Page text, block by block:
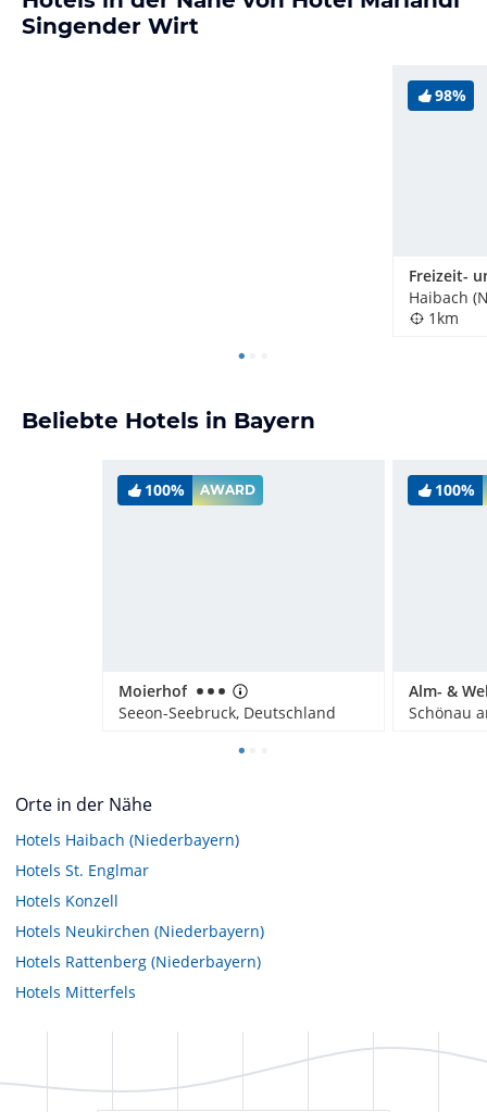
Singender Wirt
98%
1km
Beliebte Hotels in Bayern
100% AWARD
Moierhof
Seeon-Seebruck, Deutschland
100%
Orte in der Nähe
Hotels Haibach (Niederbayern)
Hotels St. Englmar
Hotels Konzell
Hotels Neukirchen (Niederbayern)
Hotels Rattenberg (Niederbayern)
Hotels Mitterfels